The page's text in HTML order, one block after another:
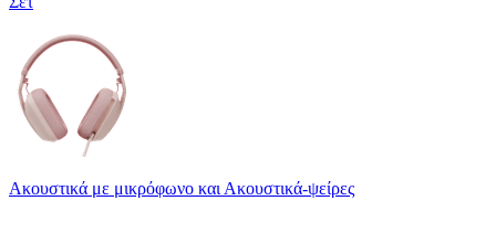
Ακουστικά με μικρόφωνο και Ακουστικά-ψείρες